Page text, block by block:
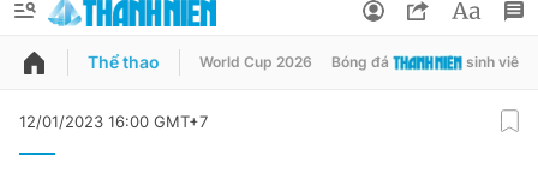
QUẢNG CÁO ĐẶT BÁO
Thể thao World Cup 2026 Bóng đá sinh viên
12/01/2023 16:00 GMT+7